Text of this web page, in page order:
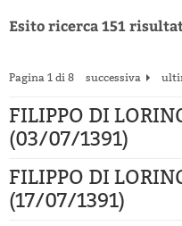
Esito ricerca 151
Pagina 1 di 8 successiva
FILIPPO DI
(03/07/1391)
FILIPPO DI
(17/07/1391)